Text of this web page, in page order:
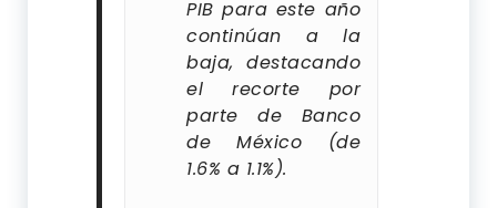
PIB para este año
continúan a la
baja, destacando
el recorte por
parte de Banco
de México (de
1.6% a 1.1%).